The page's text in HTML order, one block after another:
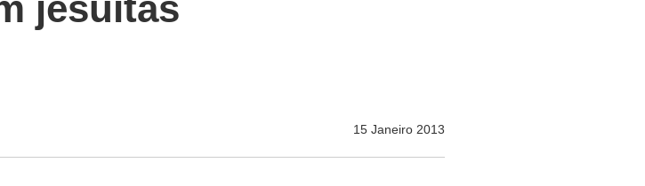
15 Janeiro 2013